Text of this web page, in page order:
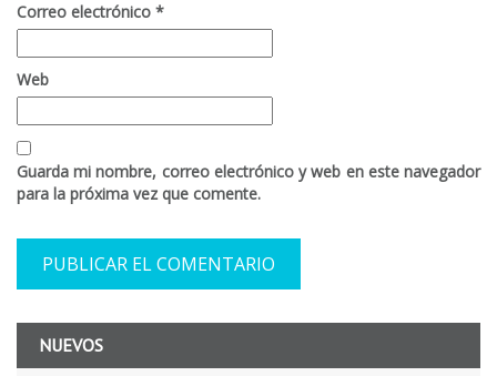
Correo electrónico *
Web
Guarda mi nombre, correo electrónico y web en este navegador
para la próxima vez que comente.
NUEVOS